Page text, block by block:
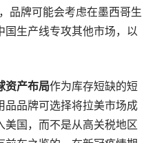
品牌可能会考虑在墨西哥生
国生产线专攻其他市场，以
资产布局作为库存短缺的短
品品牌可选择将拉美市场成
国，而不是从高关税地区